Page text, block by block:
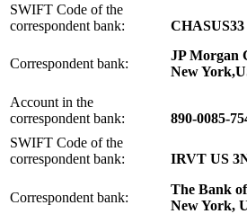
SWIFT Code of the
correspondent bank:
CHASUS33
Correspondent bank:
JP Morgan
New
Account in the
correspondent bank:
890-0085-
SWIFT Code of the
correspondent bank:
IRVT US
Correspondent bank:
The Bank
New York,